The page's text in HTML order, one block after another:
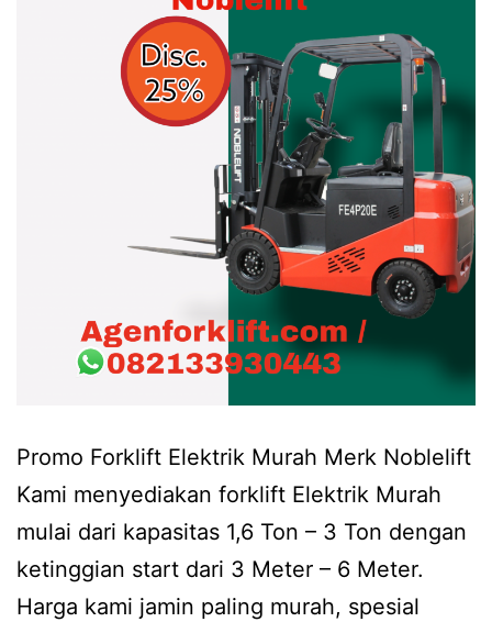
Promo Forklift Elektrik Murah Merk Noblelift
Kami menyediakan forklift Elektrik Murah
mulai dari kapasitas 1,6 Ton – 3 Ton dengan
ketinggian start dari 3 Meter – 6 Meter.
Harga kami jamin paling murah, spesial